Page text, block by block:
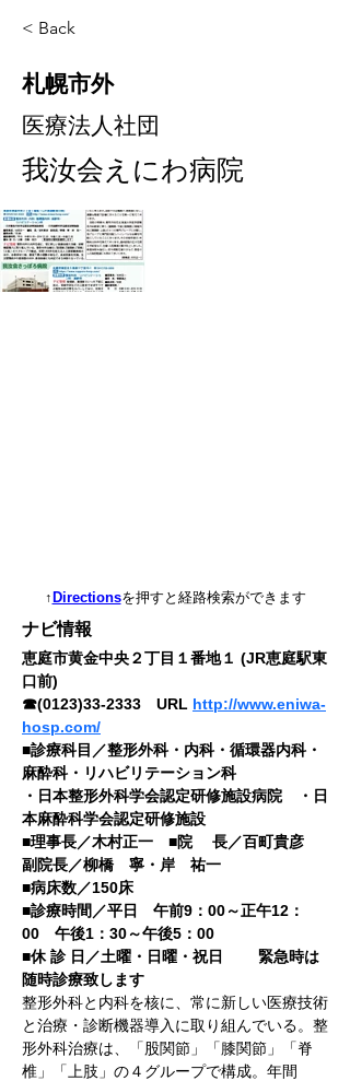
< Back
札幌市外
医療法人社団
我汝会えにわ病院
↑ Directionsを押すと経路検索ができます
ナビ情報
恵庭市黄金中央２丁目１番地１ (JR恵庭駅東
口前)
☎(0123)33-2333　URL http://www.eniwa-
hosp.com/
■診療科目／整形外科・内科・循環器内科・
麻酔科・リハビリテーション科
・日本整形外科学会認定研修施設病院　・日
本麻酔科学会認定研修施設
■理事長／木村正一　■院　 長／百町貴彦
副院長／柳橋　寧・岸　祐一
■病床数／150床
■診療時間／平日　午前9：00～正午12：
00　午後1：30～午後5：00
■休 診 日／土曜・日曜・祝日　 　緊急時は
随時診療致します
整形外科と内科を核に、常に新しい医療技術
と治療・診断機器導入に取り組んでいる。整
形外科治療は、「股関節」「膝関節」「脊
椎」「上肢」の４グループで構成。年間